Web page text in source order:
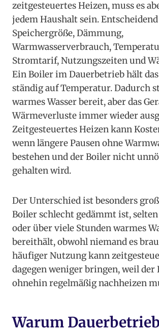
zeitgesteuertes Heizen, muss es
jedem Haushalt sein.
Speichergröße, Dämmung,
Warmwasserverbrauch,
Stromtarif, Nutzungszeiten und
Ein Boiler im Dauerbetrieb hält das
ständig auf Temperatur. Dadurch
warmes Wasser bereit, aber das
Wärmeverluste immer wieder
Zeitgesteuertes Heizen kann
wenn längere Pausen ohne
bestehen und der Boiler nicht
gehalten wird.
Der Unterschied ist besonders
Boiler schlecht gedämmt ist,
oder über viele Stunden warmes
bereithält, obwohl niemand es
häufiger Nutzung kann
dagegen weniger bringen, weil der
ohnehin regelmäßig nachheizen
Warum